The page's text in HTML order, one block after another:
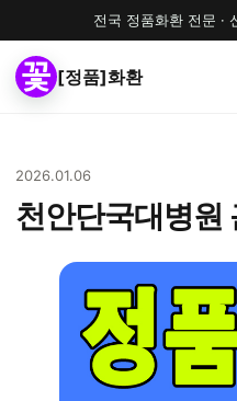
전국 정품화환 전문 ·
[정품]화환
2026.01.06
천안단국대병원